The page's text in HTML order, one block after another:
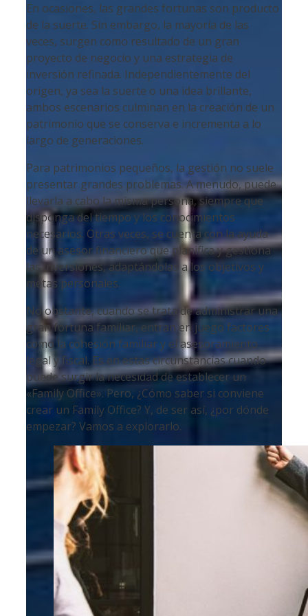
En ocasiones, las grandes fortunas son producto
de la suerte. Sin embargo, la mayoría de las
veces, surgen como resultado de un gran
proyecto de negocio y una estrategia de
inversión refinada. Independientemente del
origen, ya sea la suerte o una idea brillante,
ambos escenarios culminan en la creación de un
patrimonio que se conserva e incrementa a lo
largo de generaciones.
Para patrimonios pequeños, la gestión no suele
presentar grandes problemas. A menudo, puede
llevarla a cabo la misma persona, siempre que
disponga del tiempo y los conocimientos
necesarios. Otras veces, se cuenta con la ayuda
de un asesor financiero que planifica y gestiona
las inversiones, adaptándolas a los objetivos y
metas personales.
No obstante, cuando se trata de administrar una
gran fortuna familiar, entran en juego factores
como la cohesión familiar y el asesoramiento
legal y fiscal. Es en estas circunstancias cuando
puede surgir la necesidad de establecer un
«Family Office». Pero, ¿Cómo saber si conviene
crear un Family Office? Y, de ser así, ¿por dónde
empezar? Vamos a explorarlo.